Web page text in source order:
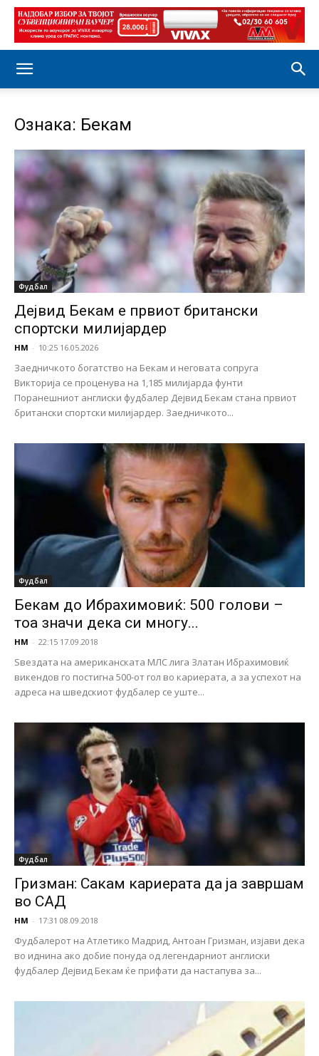
Ознака: Бекам
Фудбал
Дејвид Бекам е првиот британски
спортски милијардер
НМ - 10:25 16.05.2026
Заедничкото богатство на Бекам и неговата сопруга
Викторија се проценува на 1,185 милијарда фунти
Поранешниот англиски фудбалер Дејвид Бекам стана првиот
британски спортски милијардер. Заедничкото...
Фудбал
Бекам до Ибрахимовиќ: 500 голови –
тоа значи дека си многу...
НМ - 22:15 17.09.2018
Ѕвездата на американската МЛС лига Златан Ибрахимовиќ
викендов го постигна 500-от гол во кариерата, а за успехот на
адреса на шведскиот фудбалер се уште...
Фудбал
Гризман: Сакам кариерата да ја завршам
во САД
НМ - 17:31 08.09.2018
Фудбалерот на Атлетико Мадрид, Антоан Гризман, изјави дека
во иднина ако добие понуда од легендарниот англиски
фудбалер Дејвид Бекам ќе прифати да настапува за...